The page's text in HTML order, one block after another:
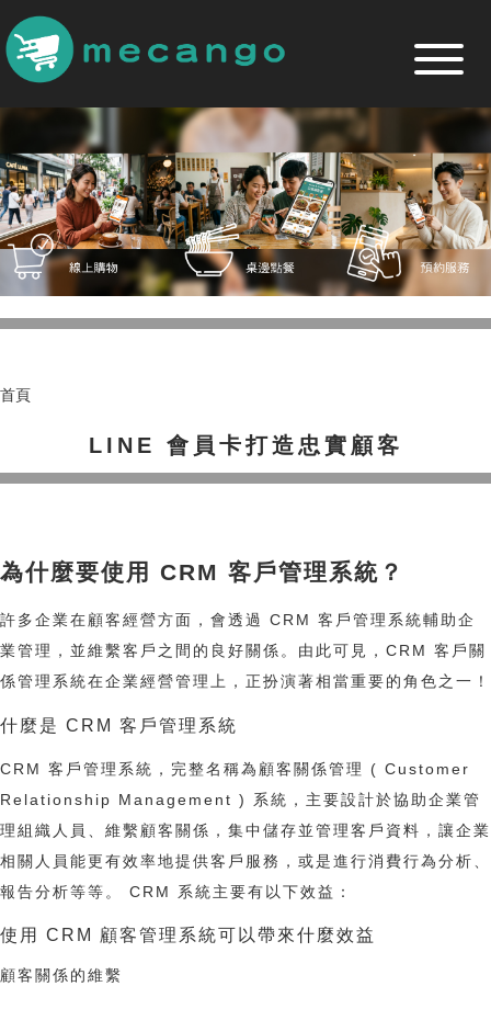
到
主
要
區
首頁
LINE 會員卡打造忠實顧客
為什麼要使用 CRM 客戶管理系統？
許多企業在顧客經營方面，會透過 CRM 客戶管理系統輔助企
業管理，並維繫客戶之間的良好關係。由此可見，CRM 客戶關
係管理系統在企業經營管理上，正扮演著相當重要的角色之一！
什麼是 CRM 客戶管理系統
CRM 客戶管理系統，完整名稱為顧客關係管理 ( Customer
Relationship Management ) 系統，主要設計於協助企業管
理組織人員、維繫顧客關係，集中儲存並管理客戶資料，讓企業
相關人員能更有效率地提供客戶服務，或是進行消費行為分析、
報告分析等等。 CRM 系統主要有以下效益：
使用 CRM 顧客管理系統可以帶來什麼效益
顧客關係的維繫